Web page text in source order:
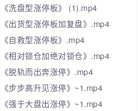
洗盘型涨停板》 (1).mp4
出货型涨停板加复盘》.mp4
自救型涨停板》.mp4
相对锁仓加绝对锁仓》.mp4
脱轨而出奔涨停》.mp4
步步高升见涨停》~1.mp4
强于大盘出涨停》~1.mp4